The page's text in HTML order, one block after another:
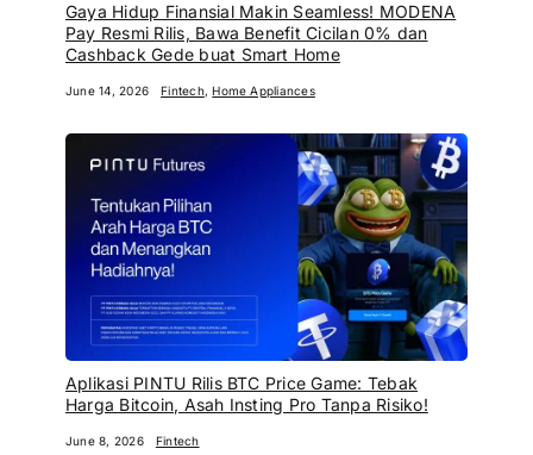
Gaya Hidup Finansial Makin Seamless! MODENA
Pay Resmi Rilis, Bawa Benefit Cicilan 0% dan
Cashback Gede buat Smart Home
June 14, 2026 Fintech, Home Appliances
Aplikasi PINTU Rilis BTC Price Game: Tebak
Harga Bitcoin, Asah Insting Pro Tanpa Risiko!
June 8, 2026 Fintech